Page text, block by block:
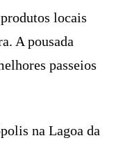
locais
A pousada
passeios
na Lagoa da